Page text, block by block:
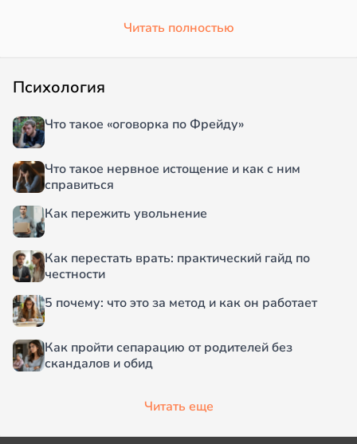
Читать полностью
Психология
Что такое «оговорка по Фрейду»
Что такое нервное истощение и как с ним
справиться
Как пережить увольнение
Как перестать врать: практический гайд по
честности
5 почему: что это за метод и как он работает
Как пройти сепарацию от родителей без
скандалов и обид
Читать еще